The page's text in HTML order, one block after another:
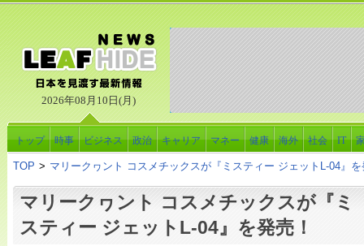
2026年08月10日(月)
トップ 時事 ビジネス 政治 キャリア マネー 健康 海外 社会 IT
TOP > マリークヮント コスメチックスが『ミスティー ジェットL-04』を
マリークヮント コスメチックスが『ミ
スティー ジェットL-04』を発売！